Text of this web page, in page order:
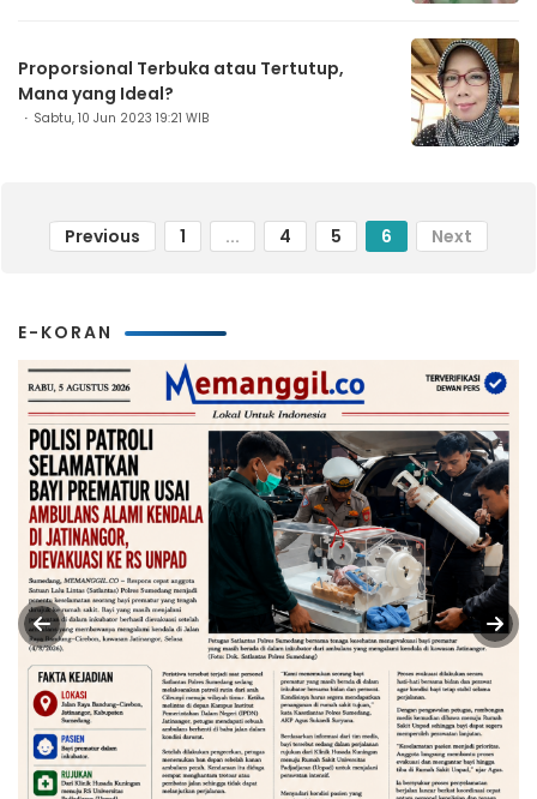
Proporsional Terbuka atau Tertutup,
Mana yang Ideal?
Sabtu, 10 Jun 2023 19:21 WIB
Previous 1 ... 4 5 6 Next
E-KORAN